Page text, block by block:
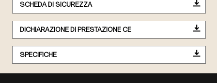
SCHEDA DI SICUREZZA
DICHIARAZIONE DI PRESTAZIONE CE
SPECIFICHE